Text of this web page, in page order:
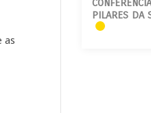
as
PILARES DA